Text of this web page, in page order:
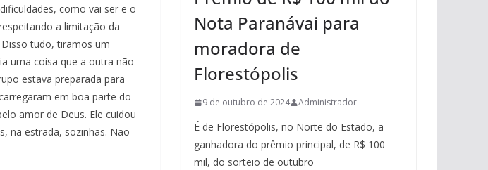
como vai ser e o
a limitação da
tudo, tiramos um
uma coisa que a outra não
estava preparada para
em boa parte do
amor de Deus. Ele cuidou
na estrada, sozinhas. Não
Nota Paranávai para
moradora de
Florestópolis
9 de outubro de 2024 Administrador
É de Florestópolis, no Norte do Estado, a
ganhadora do prêmio principal, de R$ 100
mil, do sorteio de outubro